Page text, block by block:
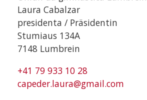
Laura Cabalzar
presidenta / Präsidentin
Stumiaus 134A
7148 Lumbrein
+41 79 933 10 28
capeder.laura@gmail.com